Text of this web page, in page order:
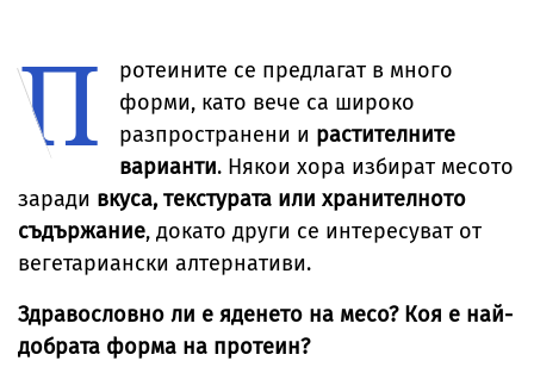
П
ротеините се предлагат в много
форми, като вече са широко
разпространени и растителните
варианти. Някои хора избират месото
заради вкуса, текстурата или хранителното
съдържание, докато други се интересуват от
вегетариански алтернативи.
Здравословно ли е яденето на месо? Коя е най-
добрата форма на протеин?